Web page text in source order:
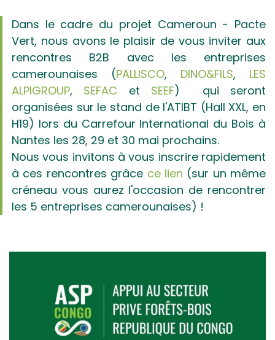
Dans le cadre du projet Cameroun - Pacte
Vert, nous avons le plaisir de vous inviter aux
rencontres B2B avec les entreprises
camerounaises (PALLISCO, DINO&FILS, LES
ALPIGROUP, SEFAC et SEEF) qui seront
organisées sur le stand de l'ATIBT (Hall XXL, en
H19) lors du Carrefour International du Bois à
Nantes les 28, 29 et 30 mai prochains.
Nous vous invitons à vous inscrire rapidement
à ces rencontres grâce ce lien (sur un même
créneau vous aurez l'occasion de rencontrer
les 5 entreprises camerounaises) !